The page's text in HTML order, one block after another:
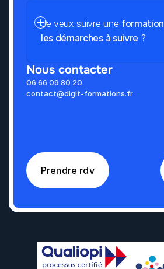
Nous contacter
06 66 09 80 20
contact@digit-formations.fr
Je veux suivre une formation
les démarches à suivre ?
Prendre rdv